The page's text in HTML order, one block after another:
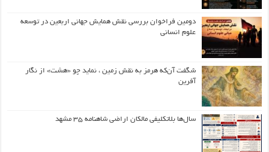
دومین فراخوان بررسی نقش همایش جهانی اربعین در توسعه
علوم انسانی
شگفت آن‌که هرمز به نقش زمین ، نماید چو «هشت» از نگار
آفرین
سال‌ها بلاتکلیفی مالکان اراضی شاهنامه ۳۵ مشهد